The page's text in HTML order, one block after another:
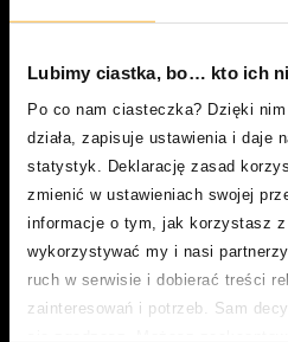
Lubimy ciastka, bo… kto ich
Po co nam ciasteczka? Dzięki nim
działa, zapisuje ustawienia i daje
statystyk. Deklarację zasad
zmienić w ustawieniach swojej
informacje o tym, jak korzystasz
wykorzystywać my i nasi
ruch w serwisie i dobierać treści
zainteresowań i potrzeb. Sam
© Smartney 2026
Smartney
pożyczka gotówkowa